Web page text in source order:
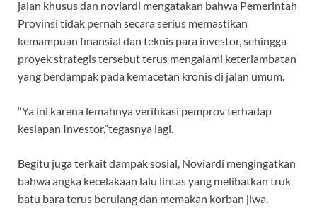
jalan khusus dan noviardi mengatakan bahwa Pemerintah
Provinsi tidak pernah secara serius memastikan
kemampuan finansial dan teknis para investor, sehingga
proyek strategis tersebut terus mengalami keterlambatan
yang berdampak pada kemacetan kronis di jalan umum.
“Ya ini karena lemahnya verifikasi pemprov terhadap
kesiapan Investor,”tegasnya lagi.
Begitu juga terkait dampak sosial, Noviardi mengingatkan
bahwa angka kecelakaan lalu lintas yang melibatkan truk
batu bara terus berulang dan memakan korban jiwa.